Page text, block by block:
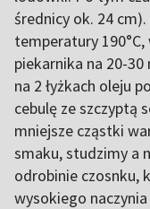
średnicy ok. 24
temperatury
piekarnika na 20-
na 2 łyżkach oleju
cebulę ze szczyptą
mniejsze cząstki
smaku, studzimy a
odrobinie czosnku,
wysokiego